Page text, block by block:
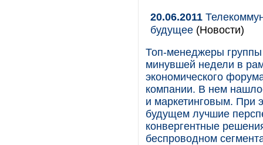
20.06.2011
будущее (Новости)
Топ-менеджеры
минувшей недели в
экономического
компании. В нем
и маркетинговым. При
будущем лучшие
конвергентные
беспроводном